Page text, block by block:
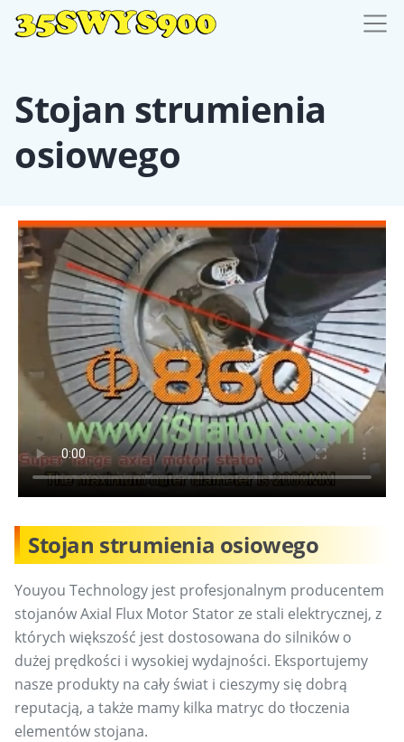
Stojan strumienia
osiowego
Stojan strumienia osiowego
Youyou Technology jest profesjonalnym producentem
stojanów Axial Flux Motor Stator ze stali elektrycznej, z
których większość jest dostosowana do silników o
dużej prędkości i wysokiej wydajności. Eksportujemy
nasze produkty na cały świat i cieszymy się dobrą
reputacją, a także mamy kilka matryc do tłoczenia
elementów stojana.